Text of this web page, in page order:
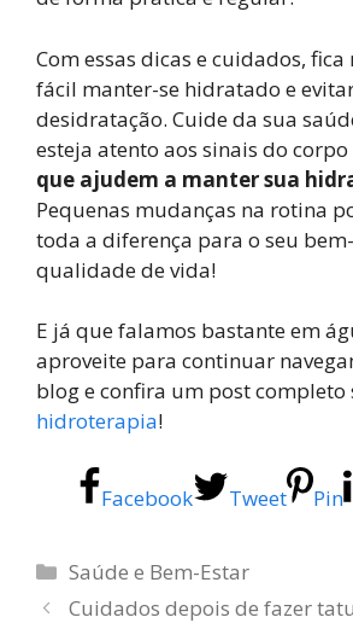
Com essas dicas e cuidados,
fácil manter-se hidratado e
desidratação. Cuide da sua
esteja atento aos sinais do corpo
que ajudem a manter sua
Pequenas mudanças na rotina
toda a diferença para o seu
qualidade de vida!
E já que falamos bastante em
aproveite para continuar
blog e confira um post completo
hidroterapia!
Facebook Tweet Pin
Categorias
Saúde e Bem-Estar
Cuidados depois de fazer